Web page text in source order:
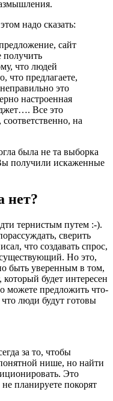
надо сказать:
сайт
получить
что людей
что предлагаете,
это
настроенная
Все это
на
была не та выборка
получили искаженные
нет?
тернистым путем :-).
сверить
что создавать спрос,
существующий. Но это,
быть уверенным в том,
будет интересен
можете предложить что-
что люди будут готовы
за то, чтобы
нише, но найти
Это
планируете покорят